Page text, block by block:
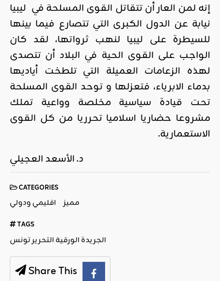
إنه لمن العار أن تتقاتل القوى المسلحة في ليبيا
نيابة عن الدول الكبرى التي تتصارع فيما بينها
للسيطرة على ليبيا لنهب ثرواتها، لقد كان
الواجب على القوى الحية في البلاد أن تتصدى
لهذه الزعامات العميلة التي تلطخت أياديها
بدماء الابرياء، فتعزلها و توحد القوى المسلحة
تحت قيادة سياسية مخلصة وواعية تملك
مشروعا حضاريا اسلاميا تحرريا من كل القوى
الاستعمارية.
د. الأسعد العجيلي
CATEGORIES
اقليمي ودولي مميز
TAGS
الجريدة الورقية التحرير تونس
Share This